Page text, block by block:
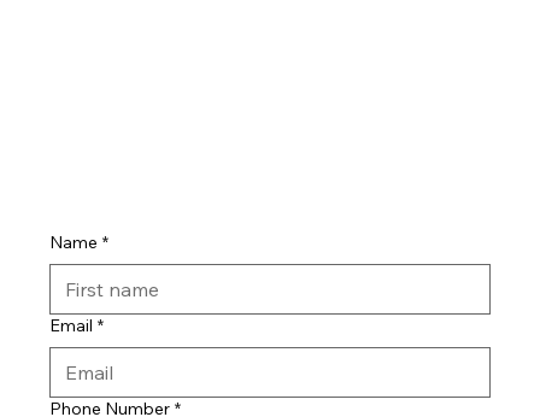
Name *
Email *
Phone Number *